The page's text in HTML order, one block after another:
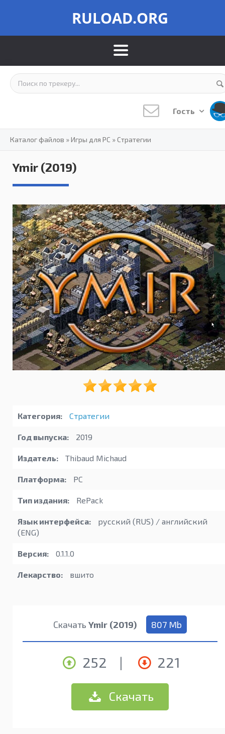
RULOAD.ORG
Гость
Каталог файлов »Игры для PC »Стратегии
Ymir (2019)
Категория: Стратегии
Год выпуска: 2019
Издатель: Thibaud Michaud
Платформа: PC
Тип издания: RePack
Язык интерфейса:
русский (RUS) / английский
(ENG)
Версия: 0.1.1.0
Лекарство: вшито
Скачать Ymir (2019) 807 Mb
252 | 221
Скачать